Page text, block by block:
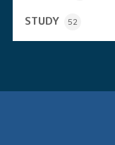
STUDY 52